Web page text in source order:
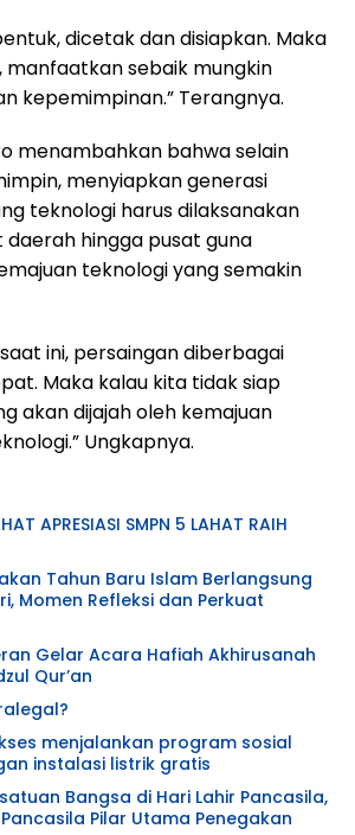
dicetak dan disiapkan. Maka
manfaatkan sebaik mungkin
kepemimpinan.” Terangnya.
menambahkan bahwa selain
menyiapkan generasi
teknologi harus dilaksanakan
hingga pusat guna
teknologi yang semakin
ini, persaingan diberbagai
Maka kalau kita tidak siap
akan dijajah oleh kemajuan
Ungkapnya.
APRESIASI SMPN 5 LAHAT RAIH
Tahun Baru Islam Berlangsung
Momen Refleksi dan Perkuat
Gelar Acara Hafiah Akhirusanah
Qur’an
menjalankan program sosial
instalasi listrik gratis
Bangsa di Hari Lahir Pancasila,
Pancasila Pilar Utama Penegakan